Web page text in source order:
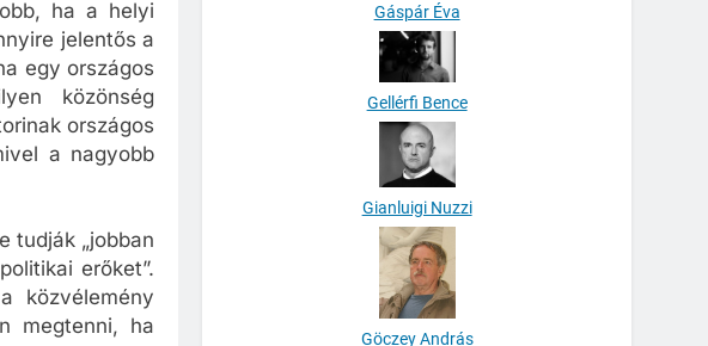
ha a helyi
jelentős a
egy országos
közönség
országos
a nagyobb
tudják „jobban
erőket”.
közvélemény
megtenni, ha
Gáspár Éva
Gellérfi Bence
Gianluigi Nuzzi